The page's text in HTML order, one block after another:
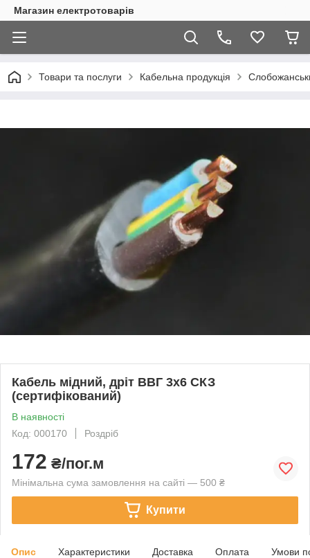
Магазин електротоварів
Товари та послуги Кабельна продукція
Кабель мідний, дріт ВВГ 3х6 СКЗ
(сертифікований)
В наявності
Код: 000170
Роздріб
172 ₴/пог.м
Мінімальна сума замовлення на сайті — 500 ₴
Купити
Опис Характеристики Доставка Оплата Умови